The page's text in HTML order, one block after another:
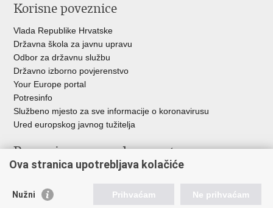
Korisne poveznice
Vlada Republike Hrvatske
Državna škola za javnu upravu
Odbor za državnu službu
Državno izborno povjerenstvo
Your Europe portal
Potresinfo
Službeno mjesto za sve informacije o koronavirusu
Ured europskog javnog tužitelja
Poveznice pravosudnog sustava
Državno odvjetništvo
Ured za suzbijanje korupcije i organiziranog kriminaliteta
Ova stranica upotrebljava kolačiće
Nužni Prihvaćam Ne prihvaćam